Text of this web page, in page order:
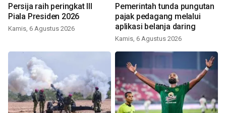
Persija raih peringkat III
Piala Presiden 2026
Kamis, 6 Agustus 2026
Pemerintah tunda pungutan
pajak pedagang melalui
aplikasi belanja daring
Kamis, 6 Agustus 2026